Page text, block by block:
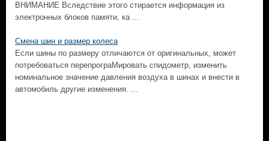
ВНИМАНИЕ Вследствие этого стирается информация из
электронных блоков памяти, ка ...
Смена шин и размер колеса
Если шины по размеру отличаются от оригинальных, может
потребоваться перепрограМировать спидометр, изменить
номинальное значение давления воздуха в шинах и внести в
автомобиль другие изменения. ...